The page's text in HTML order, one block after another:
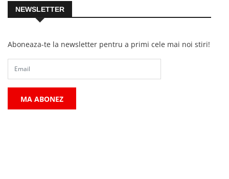
NEWSLETTER
Aboneaza-te la newsletter pentru a primi cele mai noi stiri!
MA ABONEZ